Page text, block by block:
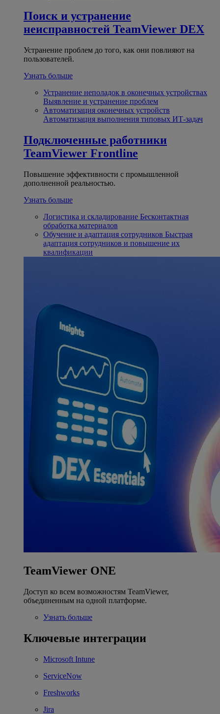
Поиск и устранение
неисправностей TeamViewer DEX
Устранение проблем до того, как они повлияют на
пользователей.
Узнать больше
Устранение неполадок в оконечных устройствах
Выявление и устранение проблем
Автоматизация оконечных устройств
Автоматизация выполнения типовых ИТ-задач
Подключенные работники
TeamViewer Frontline
Повышение эффективности с промышленной
дополненной реальностью.
Узнать больше
Логистика и складирование Бесконтактная
обработка материалов
Обучение и адаптация сотрудников Быстрая
адаптация сотрудников и повышение их
квалификации
TeamViewer ONE
Доступ ко всем возможностям TeamViewer,
объединенным на одной платформе.
Узнать больше
Ключевые интеграции
Microsoft Intune
ServiceNow
Freshworks
Jira